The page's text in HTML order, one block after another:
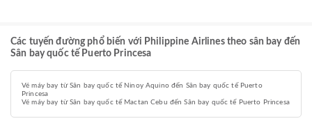
Các tuyến đường phổ biến với Philippine Airlines theo sân bay đến
Sân bay quốc tế Puerto Princesa
Vé máy bay từ Sân bay quốc tế Ninoy Aquino đến Sân bay quốc tế Puerto
Princesa
Vé máy bay từ Sân bay quốc tế Mactan Cebu đến Sân bay quốc tế Puerto Princesa